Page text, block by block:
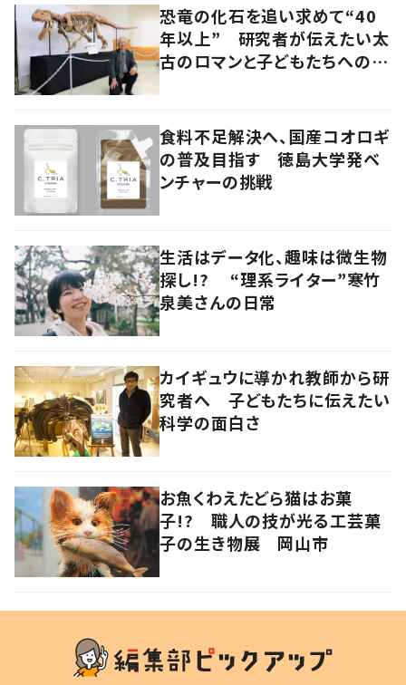
恐竜の化石を追い求めて“40
年以上” 研究者が伝えたい太
古のロマンと子どもたちへのメ
食料不足解決へ、国産コオロギ
の普及目指す 徳島大学発ベ
ンチャーの挑戦
生活はデータ化、趣味は微生物
探し!? “理系ライター”寒竹
泉美さんの日常
カイギュウに導かれ教師から研
究者へ 子どもたちに伝えたい
科学の面白さ
お魚くわえたどら猫はお菓
子!? 職人の技が光る工芸菓
子の生き物展 岡山市